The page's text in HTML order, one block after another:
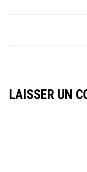
LAISSER UN